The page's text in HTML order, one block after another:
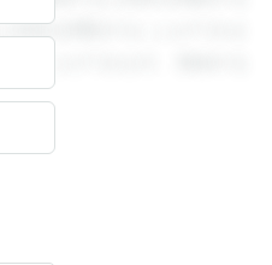
答を閲覧することができま
ことができます。登録する